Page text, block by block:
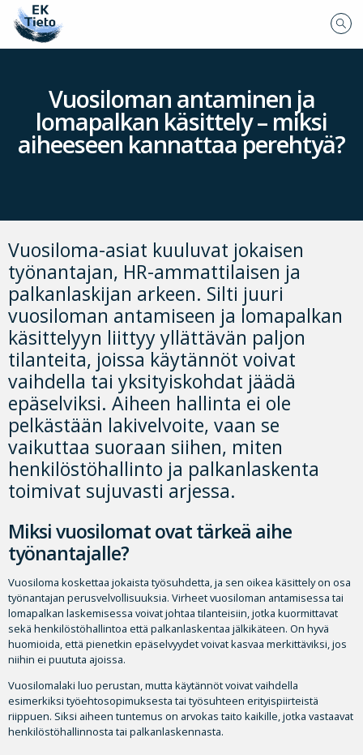
Vuosiloman antaminen ja
lomapalkan käsittely – miksi
aiheeseen kannattaa perehtyä?
Vuosiloma-asiat kuuluvat jokaisen
työnantajan, HR-ammattilaisen ja
palkanlaskijan arkeen. Silti juuri
vuosiloman antamiseen ja lomapalkan
käsittelyyn liittyy yllättävän paljon
tilanteita, joissa käytännöt voivat
vaihdella tai yksityiskohdat jäädä
epäselviksi. Aiheen hallinta ei ole
pelkästään lakivelvoite, vaan se
vaikuttaa suoraan siihen, miten
henkilöstöhallinto ja palkanlaskenta
toimivat sujuvasti arjessa.
Miksi vuosilomat ovat tärkeä aihe
työnantajalle?
Vuosiloma koskettaa jokaista työsuhdetta, ja sen oikea käsittely on osa
työnantajan perusvelvollisuuksia. Virheet vuosiloman antamisessa tai
lomapalkan laskemisessa voivat johtaa tilanteisiin, jotka kuormittavat
sekä henkilöstöhallintoa että palkanlaskentaa jälkikäteen. On hyvä
huomioida, että pienetkin epäselvyydet voivat kasvaa merkittäviksi, jos
niihin ei puututa ajoissa.
Vuosilomalaki luo perustan, mutta käytännöt voivat vaihdella
esimerkiksi työehtosopimuksesta tai työsuhteen erityispiirteistä
riippuen. Siksi aiheen tuntemus on arvokas taito kaikille, jotka vastaavat
henkilöstöhallinnosta tai palkanlaskennasta.